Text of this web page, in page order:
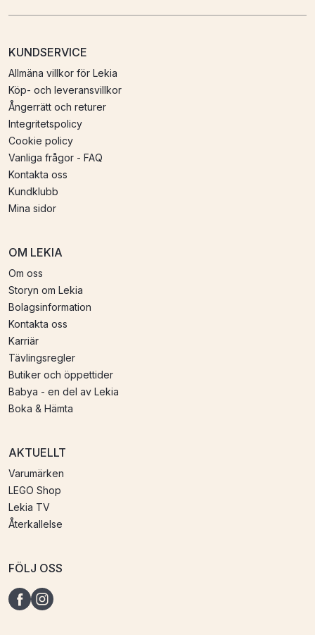
KUNDSERVICE
Allmäna villkor för Lekia
Köp- och leveransvillkor
Ångerrätt och returer
Integritetspolicy
Cookie policy
Vanliga frågor - FAQ
Kontakta oss
Kundklubb
Mina sidor
OM LEKIA
Om oss
Storyn om Lekia
Bolagsinformation
Kontakta oss
Karriär
Tävlingsregler
Butiker och öppettider
Babya - en del av Lekia
Boka & Hämta
AKTUELLT
Varumärken
LEGO Shop
Lekia TV
Återkallelse
FÖLJ OSS